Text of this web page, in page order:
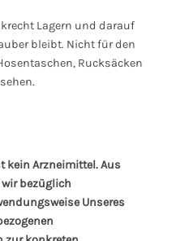
Lagern und darauf
bleibt. Nicht für den
Rucksäcken
kein Arzneimittel. Aus
bezüglich
Unseres